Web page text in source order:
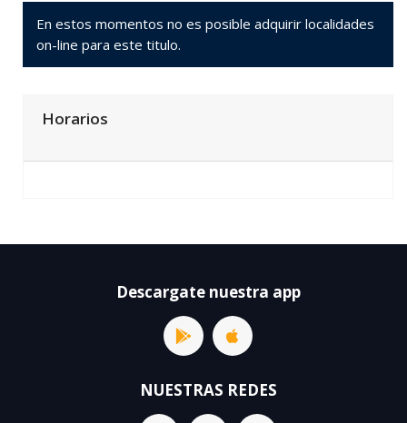
En estos momentos no es posible adquirir localidades
on-line para este titulo.
Horarios
Descargate nuestra app
NUESTRAS REDES